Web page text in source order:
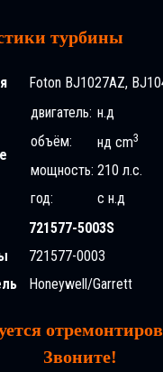
турбины
Foton BJ1027AZ,
двигатель: н.д
объём:
нд cm3
мощность: 210 л.с.
год:
с н.д
721577-5003S
721577-0003
Honeywell/Garrett
Звоните!